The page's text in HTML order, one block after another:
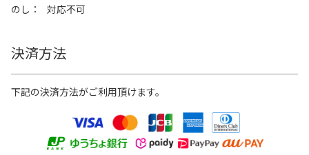
のし
対応不可
決済方法
下記の決済方法がご利用頂けます。